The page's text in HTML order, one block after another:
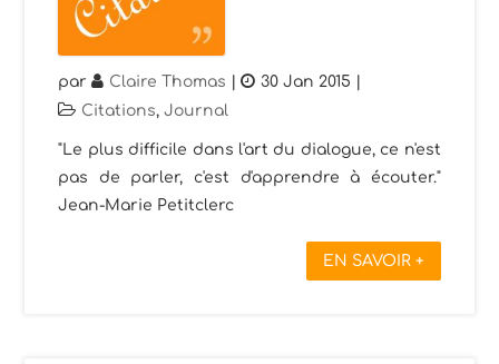
par Claire Thomas | 30 Jan 2015 |
Citations,Journal
"Le plus difficile dans l'art du dialogue, ce n'est
pas de parler, c'est d'apprendre à écouter."
Jean-Marie Petitclerc
EN SAVOIR +